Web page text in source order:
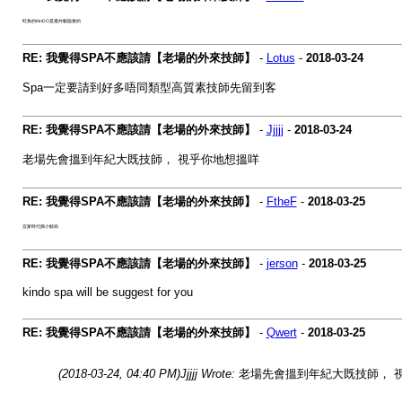
旺角的KinDO是最外貌協會的
RE: 我覺得SPA不應該請【老場的外來技師】 - Lotus - 2018-03-24
Spa一定要請到好多唔同類型高質素技師先留到客
RE: 我覺得SPA不應該請【老場的外來技師】 - Jjjjj - 2018-03-24
老場先會搵到年紀大既技師， 視乎你地想搵咩
RE: 我覺得SPA不應該請【老場的外來技師】 - FtheF- 2018-03-25
宜家時代興小鮮肉
RE: 我覺得SPA不應該請【老場的外來技師】 - jerson- 2018-03-25
kindo spa will be suggest for you
RE: 我覺得SPA不應該請【老場的外來技師】 - Qwert- 2018-03-25
(2018-03-24, 04:40 PM)Jjjjj Wrote: 老場先會搵到年紀大既技師，